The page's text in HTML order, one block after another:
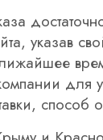
указав
для
способ